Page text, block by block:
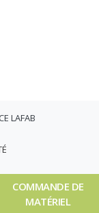
COMMANDE DE
MATÉRIEL
LAFAB